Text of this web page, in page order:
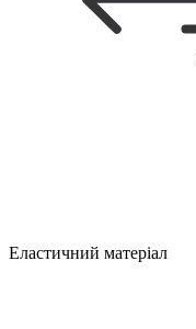
Еластичний матеріал